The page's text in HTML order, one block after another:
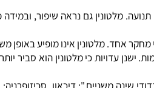
בילדים ומתבגר עם פיגור שכלי,
מלטונין גם נראה שיפור, ובמידה
נראה כי תוכל לקצר את משך הזמן שלוקח להירדם, אלא רק על ידי